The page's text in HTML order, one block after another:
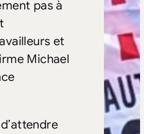
pas à
et
Michael